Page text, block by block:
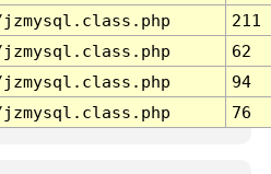
211
62
94
76